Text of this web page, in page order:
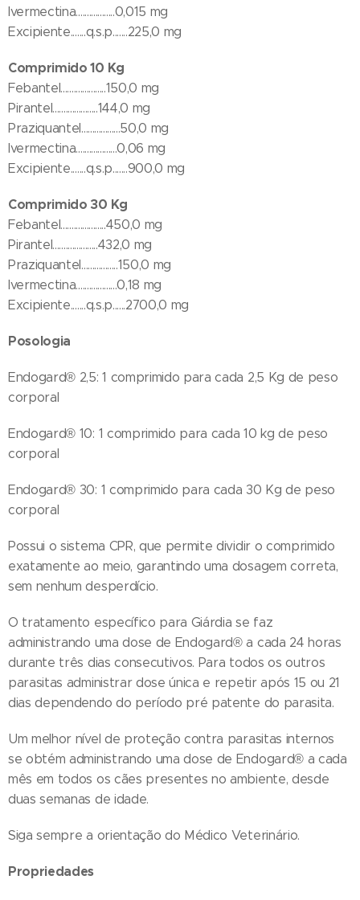
Ivermectina..................0,015 mg
Excipiente.......q.s.p.......225,0 mg
Comprimido 10 Kg
Febantel.....................150,0 mg
Pirantel.....................144,0 mg
Praziquantel..................50,0 mg
Ivermectina...................0,06 mg
Excipiente.......q.s.p.......900,0 mg
Comprimido 30 Kg
Febantel.....................450,0 mg
Pirantel.....................432,0 mg
Praziquantel.................150,0 mg
Ivermectina...................0,18 mg
Excipiente.......q.s.p......2700,0 mg
Posologia
Endogard® 2,5: 1 comprimido para cada 2,5 Kg de peso
corporal
Endogard® 10: 1 comprimido para cada 10 kg de peso
corporal
Endogard® 30: 1 comprimido para cada 30 Kg de peso
corporal
Possui o sistema CPR, que permite dividir o comprimido
exatamente ao meio, garantindo uma dosagem correta,
sem nenhum desperdício.
O tratamento específico para Giárdia se faz
administrando uma dose de Endogard® a cada 24 horas
durante três dias consecutivos. Para todos os outros
parasitas administrar dose única e repetir após 15 ou 21
dias dependendo do período pré patente do parasita.
Um melhor nível de proteção contra parasitas internos
se obtém administrando uma dose de Endogard® a cada
mês em todos os cães presentes no ambiente, desde
duas semanas de idade.
Siga sempre a orientação do Médico Veterinário.
Propriedades